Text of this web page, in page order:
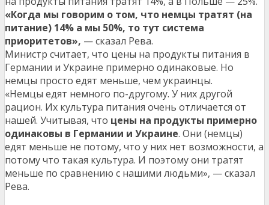
«Когда мы говорим о том, что немцы тратят (на
питание) 14% а мы 50%, то тут система
приоритетов», — сказал Рева.
Министр считает, что цены на продукты питания в
Германии и Украине примерно одинаковые. Но
немцы просто едят меньше, чем украинцы.
«Немцы едят немного по-другому. У них другой
рацион. Их культура питания очень отличается от
нашей. Учитывая, что цены на продукты примерно
одинаковы в Германии и Украине. Они (немцы)
едят меньше не потому, что у них нет возможности, а
потому что такая культура. И поэтому они тратят
меньше по сравнению с нашими людьми», — сказал
Рева.